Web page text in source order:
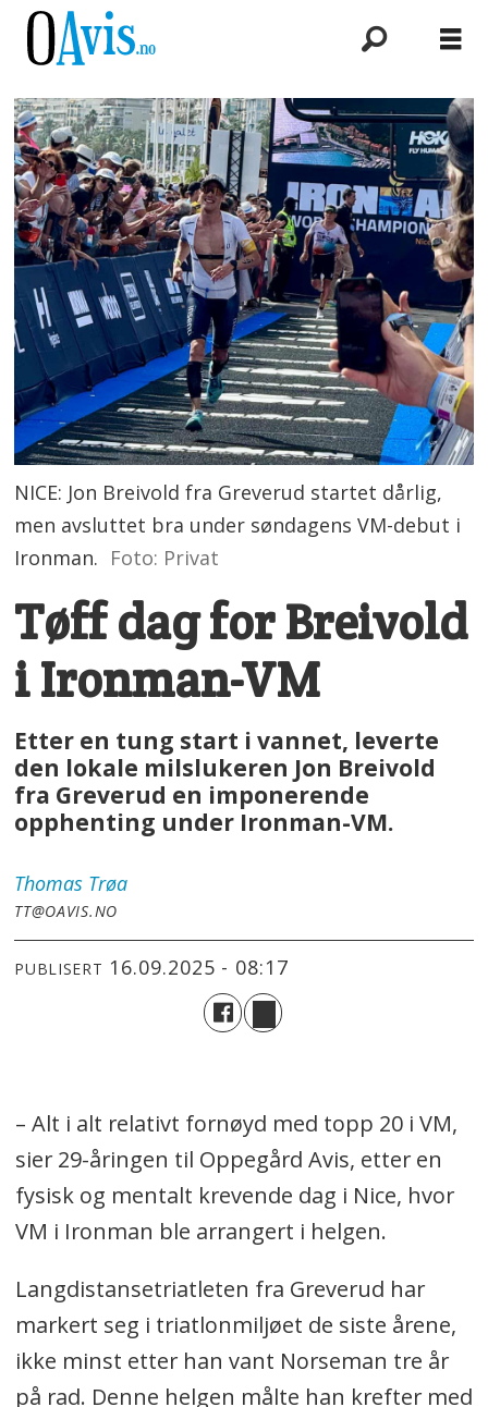
NICE: Jon Breivold fra Greverud startet dårlig,
men avsluttet bra under søndagens VM-debut i
Ironman. Foto: Privat
Tøff dag for Breivold
i Ironman-VM
Etter en tung start i vannet, leverte
den lokale milslukeren Jon Breivold
fra Greverud en imponerende
opphenting under Ironman-VM.
Thomas Trøa
TT@OAVIS.NO
PUBLISERT 16.09.2025 - 08:17
– Alt i alt relativt fornøyd med topp 20 i VM,
sier 29-åringen til Oppegård Avis, etter en
fysisk og mentalt krevende dag i Nice, hvor
VM i Ironman ble arrangert i helgen.
Langdistansetriatleten fra Greverud har
markert seg i triatlonmiljøet de siste årene,
ikke minst etter han vant Norseman tre år
på rad. Denne helgen målte han krefter med